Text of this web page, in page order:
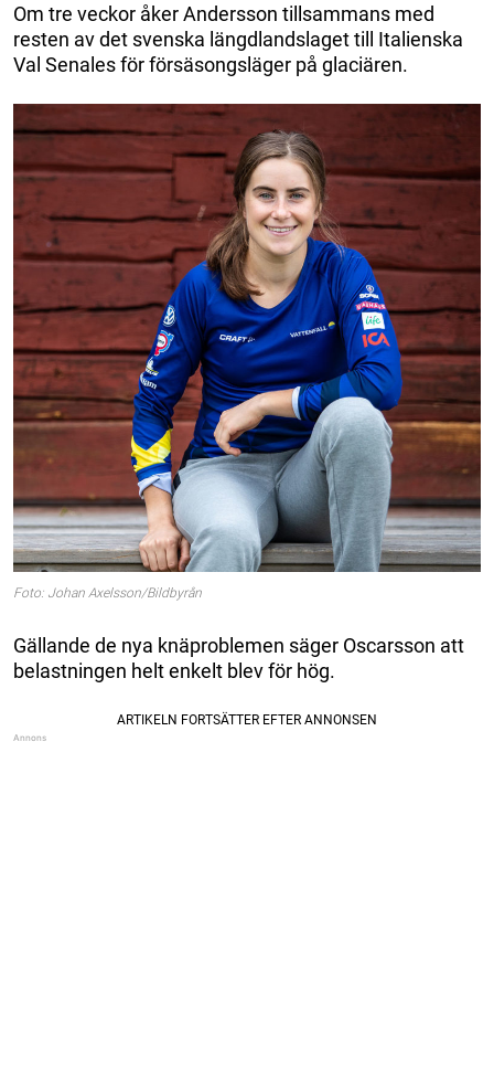
Om tre veckor åker Andersson tillsammans med
resten av det svenska längdlandslaget till Italienska
Val Senales för försäsongsläger på glaciären.
Foto: Johan Axelsson/Bildbyrån
Gällande de nya knäproblemen säger Oscarsson att
belastningen helt enkelt blev för hög.